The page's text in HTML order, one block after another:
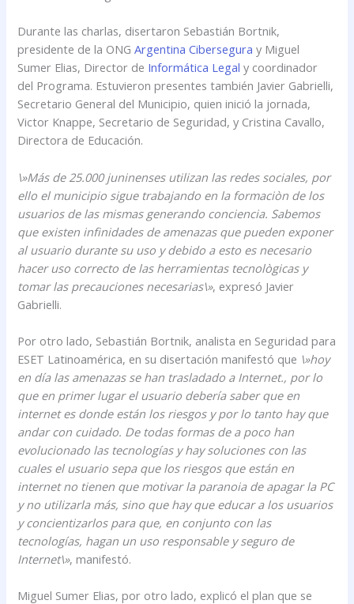
Durante las charlas, disertaron Sebastián Bortnik,
presidente de la ONGArgentina Cibersegura y Miguel
Sumer Elias, Director de Informática Legal y coordinador
del Programa. Estuvieron presentes también Javier Gabrielli,
Secretario General del Municipio, quien inició la jornada,
Victor Knappe, Secretario de Seguridad, y Cristina Cavallo,
Directora de Educación.
\»Más de 25.000 juninenses utilizan las redes sociales, por
ello el municipio sigue trabajando en la formaciòn de los
usuarios de las mismas generando conciencia. Sabemos
que existen infinidades de amenazas que pueden exponer
al usuario durante su uso y debido a esto es necesario
hacer uso correcto de las herramientas tecnològicas y
tomar las precauciones necesarias\», expresó Javier
Gabrielli.
Por otro lado, Sebastián Bortnik, analista en Seguridad para
ESET Latinoamérica, en su disertación manifestó que \»hoy
en día las amenazas se han trasladado a Internet., por lo
que en primer lugar el usuario debería saber que en
internet es donde están los riesgos y por lo tanto hay que
andar con cuidado. De todas formas de a poco han
evolucionado las tecnologías y hay soluciones con las
cuales el usuario sepa que los riesgos que están en
internet no tienen que motivar la paranoia de apagar la PC
y no utilizarla más, sino que hay que educar a los usuarios
y concientizarlos para que, en conjunto con las
tecnologías, hagan un uso responsable y seguro de
Internet\», manifestó.
Miguel Sumer Elias, por otro lado, explicó el plan que se